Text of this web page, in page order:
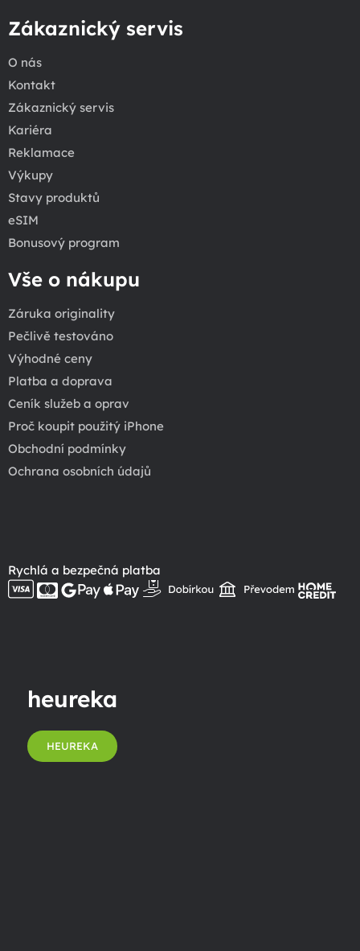
Zákaznický servis
O nás
Kontakt
Zákaznický servis
Kariéra
Reklamace
Výkupy
Stavy produktů
eSIM
Bonusový program
Vše o nákupu
Záruka originality
Pečlivě testováno
Výhodné ceny
Platba a doprava
Ceník služeb a oprav
Proč koupit použitý iPhone
Obchodní podmínky
Ochrana osobních údajů
Rychlá a bezpečná platba
heureka
HEUREKA